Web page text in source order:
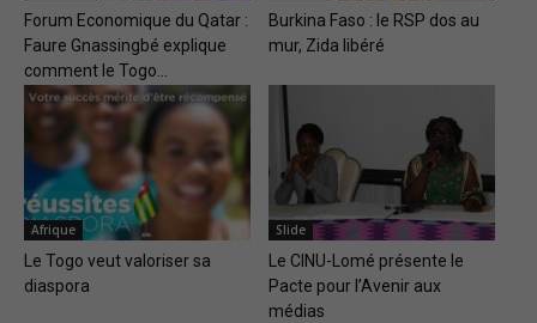
Forum Economique du Qatar :
Faure Gnassingbé explique
comment le Togo...
Burkina Faso : le RSP dos au
mur, Zida libéré
Afrique
Le Togo veut valoriser sa
diaspora
Slide
Le CINU-Lomé présente le
Pacte pour l’Avenir aux
médias